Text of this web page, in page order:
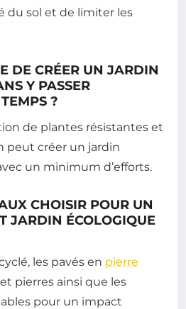
du sol et de limiter les
DE CRÉER UN JARDIN
Y PASSER
?
de plantes résistantes et
peut créer un jardin
un minimum d’efforts.
CHOISIR POUR UN
JARDIN ÉCOLOGIQUE
les pavés en pierre
pierres ainsi que les
pour un impact